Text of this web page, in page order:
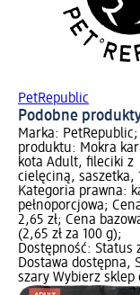
PetRepublic
Podobne
Marka: PetRepublic;
produktu: Mokra
kota Adult, fileciki z
cielęciną, saszetka,
Kategoria prawna:
pełnoporcjowa;
2,65 zł; Cena
(2,65 zł za 100 g);
Dostępność: Status
Dostawa dostępna,
szary Wybierz sklep